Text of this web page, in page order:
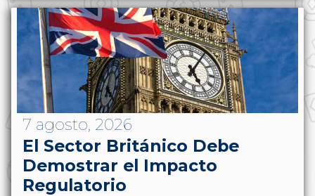
7 agosto, 2026
El Sector Británico Debe
Demostrar el Impacto
Regulatorio